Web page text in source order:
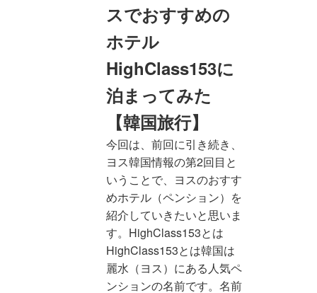
スでおすすめの
ホテル
HighClass153に
泊まってみた
【韓国旅行】
今回は、前回に引き続き、
ヨス韓国情報の第2回目と
いうことで、ヨスのおすす
めホテル（ペンション）を
紹介していきたいと思いま
す。HighClass153とは
HighClass153とは韓国は
麗水（ヨス）にある人気ペ
ンションの名前です。名前